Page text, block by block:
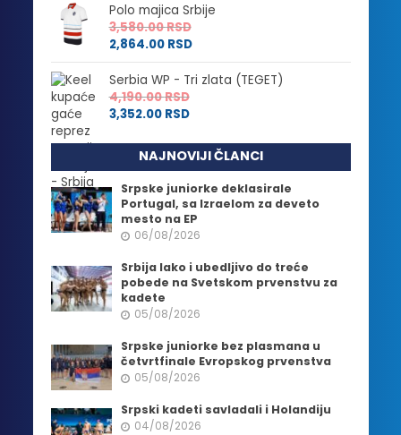
Polo majica Srbije
3,580.00RSD
2,864.00 RSD
Serbia WP - Tri zlata (TEGET)
4,190.00RSD
3,352.00 RSD
NAJNOVIJI ČLANCI
Srpske juniorke deklasirale
Portugal, sa Izraelom za deveto
mesto na EP
06/08/2026
Srbija lako i ubedljivo do treće
pobede na Svetskom prvenstvu za
kadete
05/08/2026
Srpske juniorke bez plasmana u
četvrtfinale Evropskog prvenstva
05/08/2026
Srpski kadeti savladali i Holandiju
04/08/2026